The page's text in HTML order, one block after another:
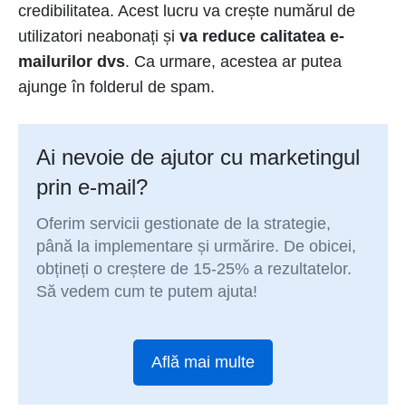
credibilitatea. Acest lucru va crește numărul de
utilizatori neabonați și va reduce calitatea e-
mailurilor dvs. Ca urmare, acestea ar putea
ajunge în folderul de spam.
Ai nevoie de ajutor cu marketingul
prin e-mail?
Oferim servicii gestionate de la strategie,
până la implementare și urmărire. De obicei,
obțineți o creștere de 15-25% a rezultatelor.
Să vedem cum te putem ajuta!
Află mai multe